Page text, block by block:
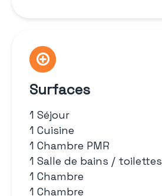
Surfaces
1 Séjour
1 Cuisine
1 Chambre PMR
1 Salle de bains / toilettes
1 Chambre
1 Chambre